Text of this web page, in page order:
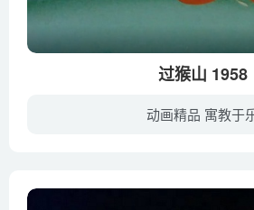
过猴山 1958
动画精品 寓教于